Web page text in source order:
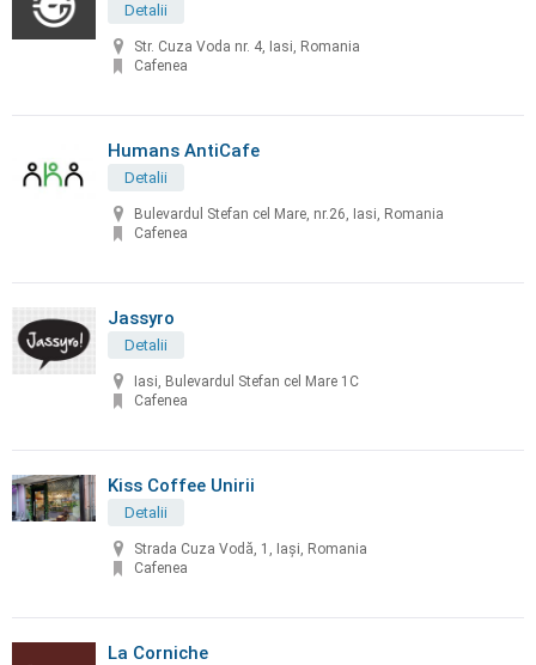
Detalii
Str. Cuza Voda nr. 4, Iasi, Romania
Cafenea
Humans AntiCafe
Detalii
Bulevardul Stefan cel Mare, nr.26, Iasi, Romania
Cafenea
Jassyro
Detalii
Iasi, Bulevardul Stefan cel Mare 1C
Cafenea
Kiss Coffee Unirii
Detalii
Strada Cuza Vodă, 1, Iași, Romania
Cafenea
La Corniche